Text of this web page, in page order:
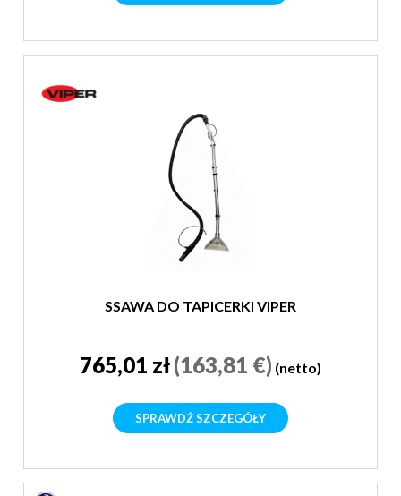
SSAWA DO TAPICERKI VIPER
765,01 zł(163,81 €) (netto)
SPRAWDŹ SZCZEGÓŁY